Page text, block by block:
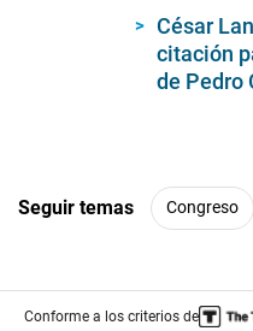
César
citación
de Pedro
Seguir temas Congreso
Conforme a los criterios de